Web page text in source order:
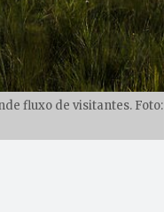
fluxo de visitantes. Foto: